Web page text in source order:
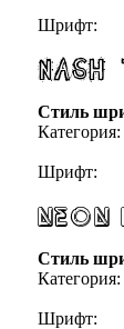
Шрифт:
Стиль
Категория:
Шрифт:
Стиль
Категория:
Шрифт: